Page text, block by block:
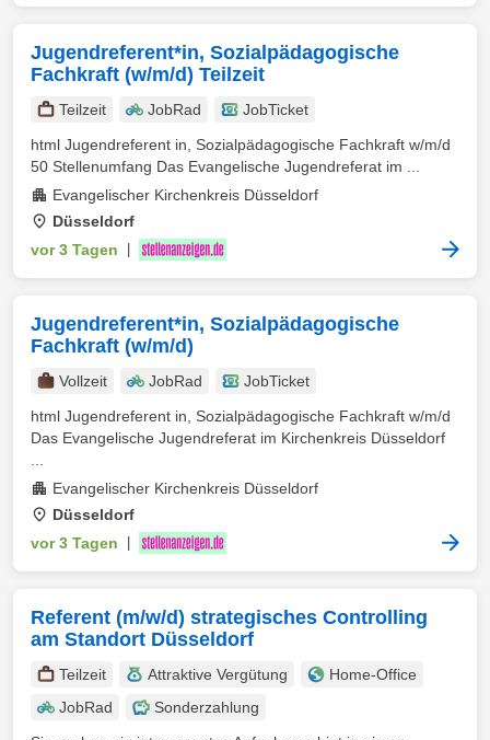
Jugendreferent*in, Sozialpädagogische
Fachkraft (w/m/d) Teilzeit
Teilzeit JobRad
JobTicket
html Jugendreferent in, Sozialpädagogische Fachkraft w/m/d
50 Stellenumfang Das Evangelische Jugendreferat im ...
Evangelischer Kirchenkreis Düsseldorf
Düsseldorf
vor 3 Tagen
Jugendreferent*in, Sozialpädagogische
Fachkraft (w/m/d)
Vollzeit JobRad
JobTicket
html Jugendreferent in, Sozialpädagogische Fachkraft w/m/d
Das Evangelische Jugendreferat im Kirchenkreis Düsseldorf
Evangelischer Kirchenkreis Düsseldorf
Düsseldorf
vor 3 Tagen
Referent (m/w/d) strategisches Controlling
am Standort Düsseldorf
Teilzeit Attraktive Vergütung
Home-Office
JobRad
Sonderzahlung